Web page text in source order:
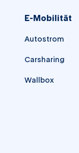
E-Mobilität
Autostrom
Carsharing
Wallbox